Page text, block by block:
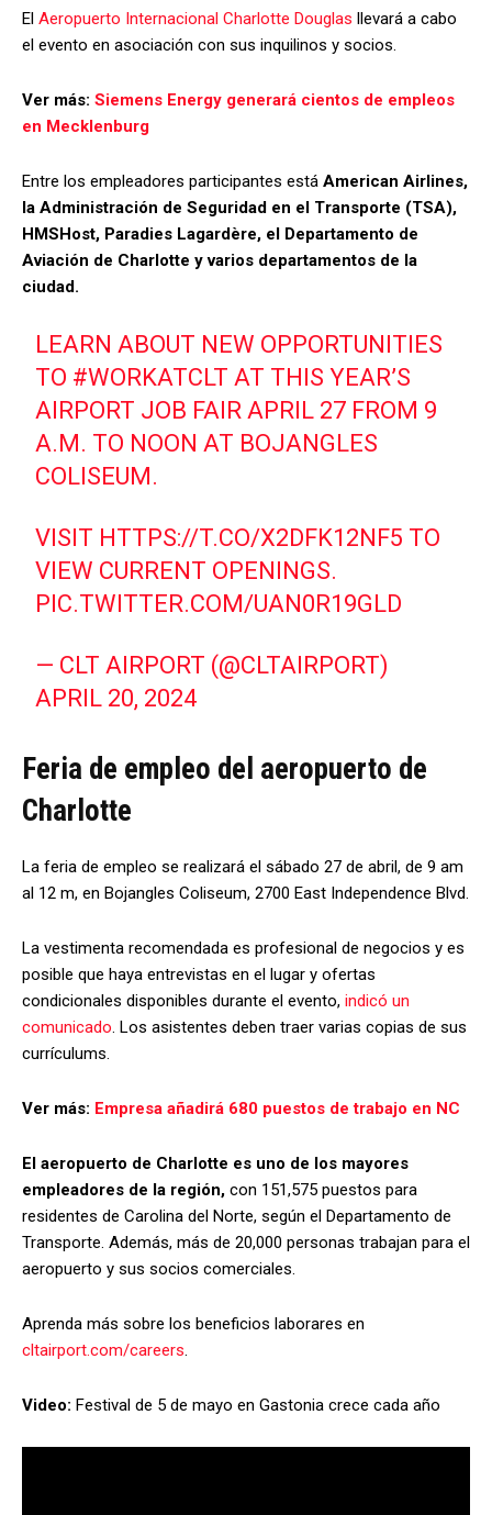
El Aeropuerto Internacional Charlotte Douglas llevará a cabo
el evento en asociación con sus inquilinos y socios.
Ver más: Siemens Energy generará cientos de empleos
en Mecklenburg
Entre los empleadores participantes está American Airlines,
la Administración de Seguridad en el Transporte (TSA),
HMSHost, Paradies Lagardère, el Departamento de
Aviación de Charlotte y varios departamentos de la
ciudad.
LEARN ABOUT NEW OPPORTUNITIES
TO #WORKATCLT AT THIS YEAR’S
AIRPORT JOB FAIR APRIL 27 FROM 9
A.M. TO NOON AT BOJANGLES
COLISEUM.
VISIT HTTPS://T.CO/X2DFK12NF5 TO
VIEW CURRENT OPENINGS.
PIC.TWITTER.COM/UAN0R19GLD
— CLT AIRPORT (@CLTAIRPORT)
APRIL 20, 2024
Feria de empleo del aeropuerto de
Charlotte
La feria de empleo se realizará el sábado 27 de abril, de 9 am
al 12 m, en Bojangles Coliseum, 2700 East Independence Blvd.
La vestimenta recomendada es profesional de negocios y es
posible que haya entrevistas en el lugar y ofertas
condicionales disponibles durante el evento, indicó un
comunicado. Los asistentes deben traer varias copias de sus
currículums.
Ver más: Empresa añadirá 680 puestos de trabajo en NC
El aeropuerto de Charlotte es uno de los mayores
empleadores de la región, con 151,575 puestos para
residentes de Carolina del Norte, según el Departamento de
Transporte. Además, más de 20,000 personas trabajan para el
aeropuerto y sus socios comerciales.
Aprenda más sobre los beneficios laborares en
cltairport.com/careers.
Video: Festival de 5 de mayo en Gastonia crece cada año